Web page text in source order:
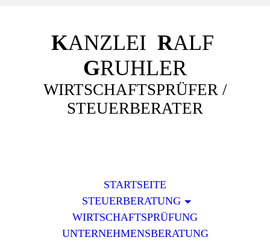
KANZLEI RALF
GRUHLER
WIRTSCHAFTSPRÜFER /
STEUERBERATER
STARTSEITE
STEUERBERATUNG
WIRTSCHAFTSPRÜFUNG
UNTERNEHMENSBERATUNG